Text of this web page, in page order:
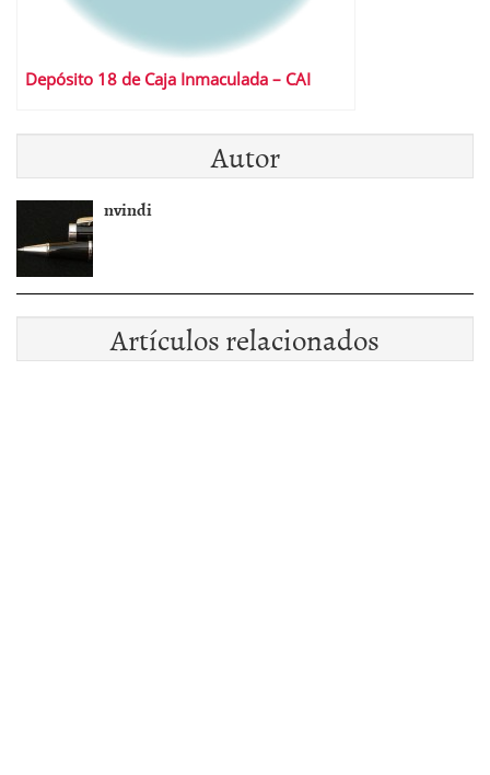
Depósito 18 de Caja Inmaculada – CAI
Autor
nvindi
Artículos relacionados